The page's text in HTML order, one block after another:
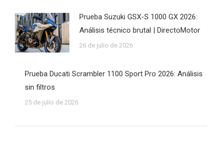
Prueba Suzuki GSX-S 1000 GX 2026:
Análisis técnico brutal | DirectoMotor
26 de julio de 2026
Prueba Ducati Scrambler 1100 Sport Pro 2026: Análisis
sin filtros
25 de julio de 2026